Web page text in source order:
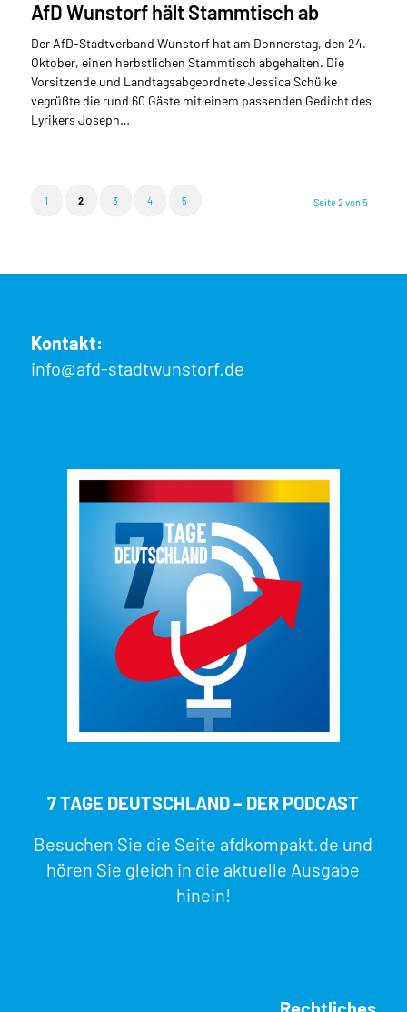
AfD Wunstorf hält Stammtisch ab
Der AfD-Stadtverband Wunstorf hat am Donnerstag, den 24.
Oktober, einen herbstlichen Stammtisch abgehalten. Die
Vorsitzende und Landtagsabgeordnete Jessica Schülke
vegrüßte die rund 60 Gäste mit einem passenden Gedicht des
Lyrikers Joseph…
Seite 2 von 5
1 2 3 4 5
Kontakt:
info@afd-stadtwunstorf.de
7 TAGE DEUTSCHLAND – DER PODCAST
Besuchen Sie die Seite afdkompakt.de und
hören Sie gleich in die aktuelle Ausgabe
hinein!